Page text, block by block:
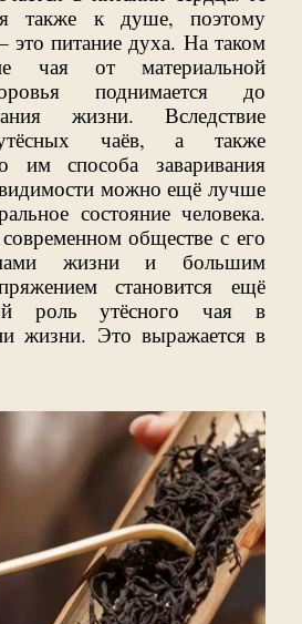
также к душе, поэтому
это питание духа. На таком
чая от материальной
поднимается до
жизни. Вследствие
утёсных чаёв, а также
им способа заваривания
можно ещё лучше
состояние человека.
обществе с его
жизни и большим
становится ещё
роль утёсного чая в
жизни. Это выражается в